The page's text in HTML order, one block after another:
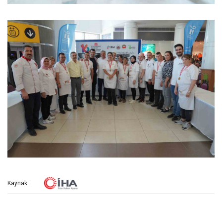
Kaynak: